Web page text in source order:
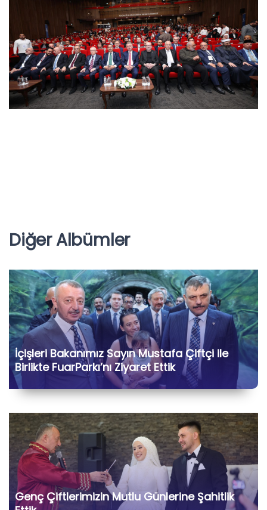
Diğer Albümler
İçişleri Bakanımız Sayın Mustafa Çiftçi ile
Birlikte FuarParkı’nı Ziyaret Ettik
Genç Çiftlerimizin Mutlu Günlerine Şahitlik